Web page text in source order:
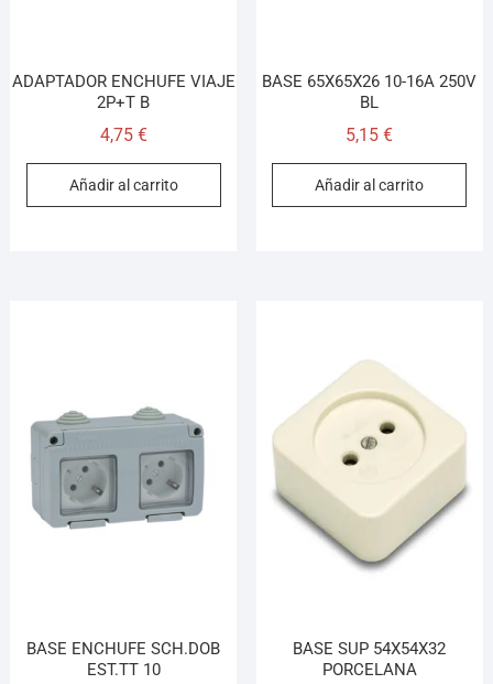
ADAPTADOR ENCHUFE VIAJE
2P+T B
4,75 €
Añadir al carrito
BASE 65X65X26 10-16A 250V
BL
5,15€
Añadir al carrito
BASE ENCHUFE SCH.DOB
EST.TT 10
BASE SUP 54X54X32
PORCELANA